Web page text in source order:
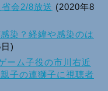
会2/8放送 (2020年8
染？経緯や感染のは
)
ーム子役の市川右近
子の連獅子に視聴者